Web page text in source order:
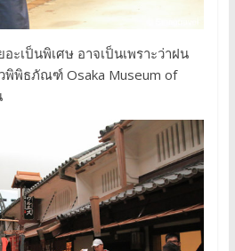
ะเป็นพิเศษ อาจเป็นเพราะว่าฝน
พิพิธภัณฑ์ Osaka Museum of